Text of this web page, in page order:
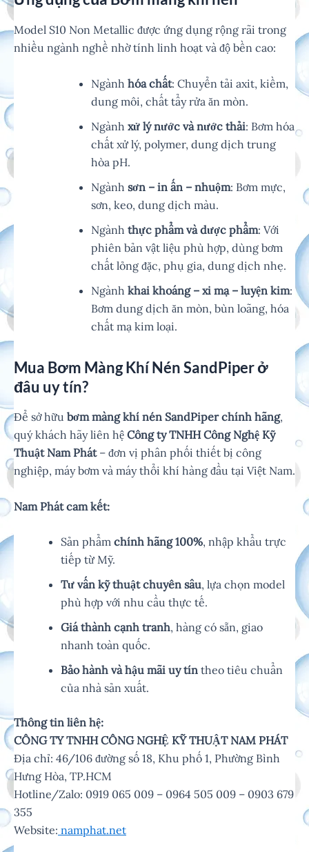
Model S10 Non Metallic được ứng dụng rộng rãi trong
nhiều ngành nghề nhờ tính linh hoạt và độ bền cao:
Ngành hóa chất: Chuyển tải axit, kiềm,
dung môi, chất tẩy rửa ăn mòn.
Ngành xử lý nước và nước thải: Bơm hóa
chất xử lý, polymer, dung dịch trung
hòa pH.
Ngành sơn – in ấn – nhuộm: Bơm mực,
sơn, keo, dung dịch màu.
Ngành thực phẩm và dược phẩm: Với
phiên bản vật liệu phù hợp, dùng bơm
chất lỏng đặc, phụ gia, dung dịch nhẹ.
Ngành khai khoáng – xi mạ – luyện kim:
Bơm dung dịch ăn mòn, bùn loãng, hóa
chất mạ kim loại.
Mua Bơm Màng Khí Nén SandPiper ở
đâu uy tín?
Để sở hữu bơm màng khí nén SandPiper chính hãng,
quý khách hãy liên hệ Công ty TNHH Công Nghệ Kỹ
Thuật Nam Phát– đơn vị phân phối thiết bị công
nghiệp, máy bơm và máy thổi khí hàng đầu tại Việt Nam.
Nam Phát cam kết:
Sản phẩm chính hãng 100%, nhập khẩu trực
tiếp từ Mỹ.
Tư vấn kỹ thuật chuyên sâu, lựa chọn model
phù hợp với nhu cầu thực tế.
Giá thành cạnh tranh, hàng có sẵn, giao
nhanh toàn quốc.
Bảo hành và hậu mãi uy tín theo tiêu chuẩn
của nhà sản xuất.
Thông tin liên hệ:
CÔNG TY TNHH CÔNG NGHỆ KỸ THUẬT NAM PHÁT
Địa chỉ: 46/106 đường số 18, Khu phố 1, Phường Bình
Hưng Hòa, TP.HCM
Hotline/Zalo: 0919 065 009 – 0964 505 009 – 0903 679
355
Website: namphat.net